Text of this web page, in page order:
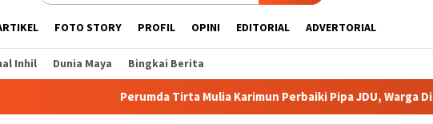
FOTO STORY PROFIL OPINI EDITORIAL ADVERTORIAL
Inhil Dunia Maya Bingkai Berita
Perumda Tirta Mulia Karimun Perbaiki Pipa JDU, Warga Diimbau Tampung Air